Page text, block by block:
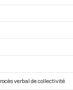
verbal de collectivité